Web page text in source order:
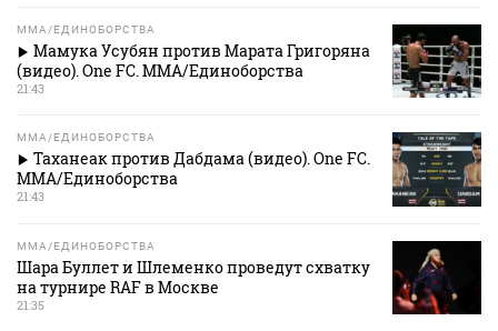
MMA/ЕДИНОБОРСТВА
Мамука Усубян против Марата Григоряна
(видео). One FC. MMA/Единоборства
21:43
MMA/ЕДИНОБОРСТВА
Таханеак против Дабдама (видео). One FC.
MMA/Единоборства
21:43
MMA/ЕДИНОБОРСТВА
Шара Буллет и Шлеменко проведут схватку
на турнире RAF в Москве
21:35